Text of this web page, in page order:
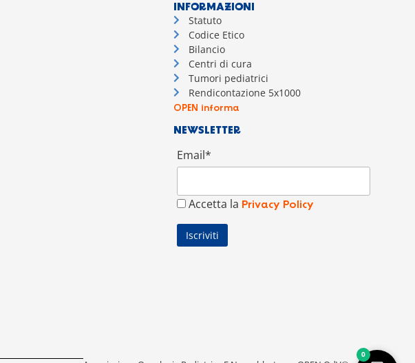
INFORMAZIONI
Statuto
Codice Etico
Bilancio
Centri di cura
Tumori pediatrici
Rendicontazione 5x1000
OPEN informa
NEWSLETTER
Email*
Accetta la Privacy Policy
0